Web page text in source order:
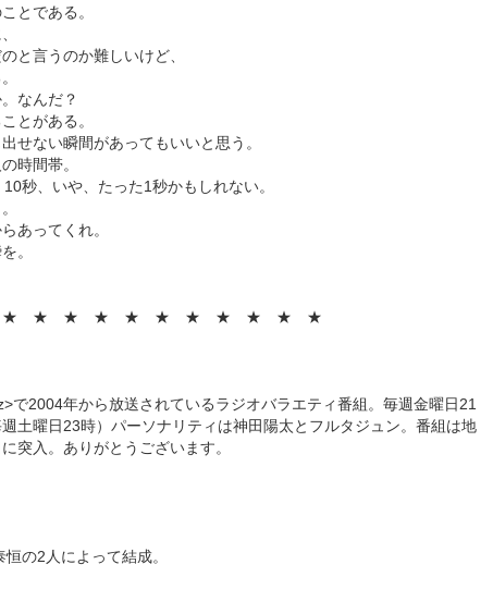
とである。
と言うのか難しいけど、
なんだ？
とがある。
せない瞬間があってもいいと思う。
時間帯。
秒、いや、たった1秒かもしれない。
あってくれ。
。
★ ★ ★ ★ ★ ★ ★ ★ ★ ★
で2004年から放送されているラジオバラエティ番組。毎週金曜日21
土曜日23時）パーソナリティは神田陽太とフルタジュン。番組は地
突入。ありがとうございます。
の2人によって結成。